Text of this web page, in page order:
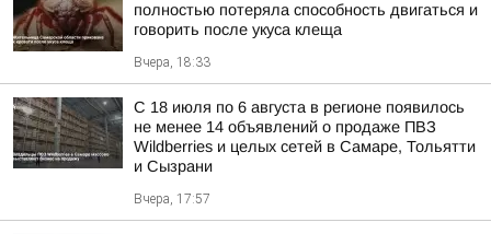
полностью потеряла способность двигаться и
говорить после укуса клеща
Вчера, 18:33
С 18 июля по 6 августа в регионе появилось
не менее 14 объявлений о продаже ПВЗ
Wildberries и целых сетей в Самаре, Тольятти
и Сызрани
Вчера, 17:57